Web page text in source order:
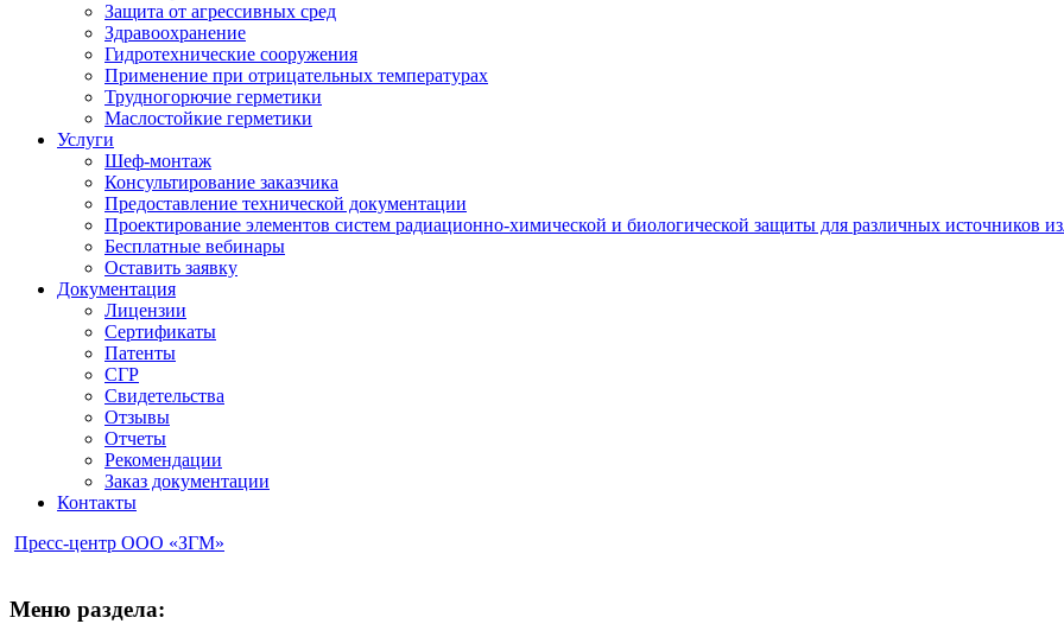
Защита от агрессивных сред
Здравоохранение
Гидротехнические сооружения
Применение при отрицательных температурах
Трудногорючие герметики
Маслостойкие герметики
Услуги
Шеф-монтаж
Консультирование заказчика
Предоставление технической документации
Проектирование элементов систем радиационно-химической и биологической защиты для различных источников
Бесплатные вебинары
Оставить заявку
Документация
Лицензии
Сертификаты
Патенты
СГР
Свидетельства
Отзывы
Отчеты
Рекомендации
Заказ документации
Контакты
Пресс-центр ООО «ЗГМ»
Меню раздела: